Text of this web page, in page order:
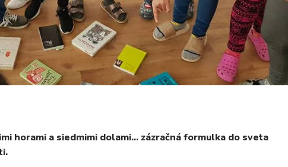
horami a siedmimi dolami… zázračná formulka do sveta